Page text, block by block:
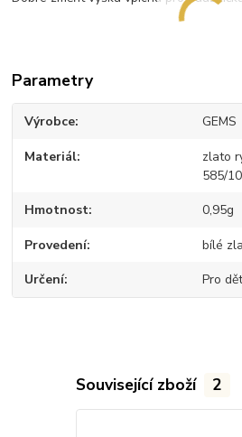
Parametry
Výrobce GEMS
Materiál
zlato
585/
Hmotnost 0,95g
Provedení bílé
Určení Pro
Související zboží 2